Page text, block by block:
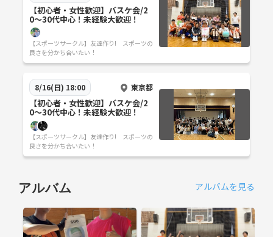
【初心者・女性歓迎】バスケ会/2
0〜30代中心！未経験大歓迎！
【スポーツサークル】友達作り! スポーツの
良さを分かち合いたい！
8/16(日) 18:00 東京都
【初心者・女性歓迎】バスケ会/2
0〜30代中心！未経験大歓迎！
【スポーツサークル】友達作り! スポーツの
良さを分かち合いたい！
アルバム アルバムを見る